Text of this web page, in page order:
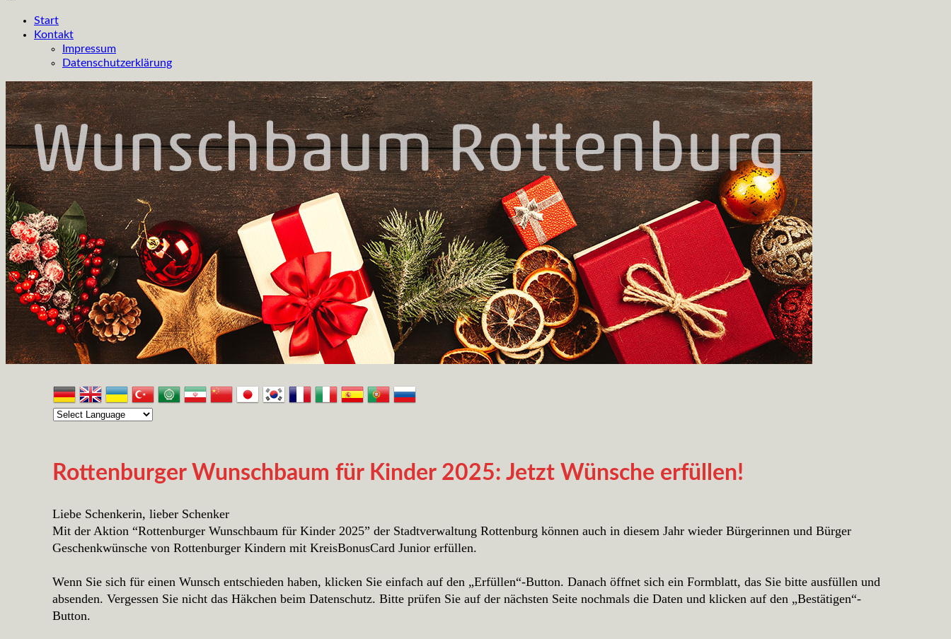
Start
Kontakt
Impressum
Datenschutzerklärung
Rottenburger Wunschbaum für Kinder 2025: Jetzt Wünsche erfüllen!
Liebe Schenkerin, lieber Schenker
Mit der Aktion “Rottenburger Wunschbaum für Kinder 2025” der Stadtverwaltung Rottenburg können auch in diesem Jahr wieder Bürgerinnen und Bürger
Geschenkwünsche von Rottenburger Kindern mit KreisBonusCard Junior erfüllen.
Wenn Sie sich für einen Wunsch entschieden haben, klicken Sie einfach auf den „Erfüllen“-Button. Danach öffnet sich ein Formblatt, das Sie bitte ausfüllen und
absenden. Vergessen Sie nicht das Häkchen beim Datenschutz. Bitte prüfen Sie auf der nächsten Seite nochmals die Daten und klicken auf den „Bestätigen“-
Button.